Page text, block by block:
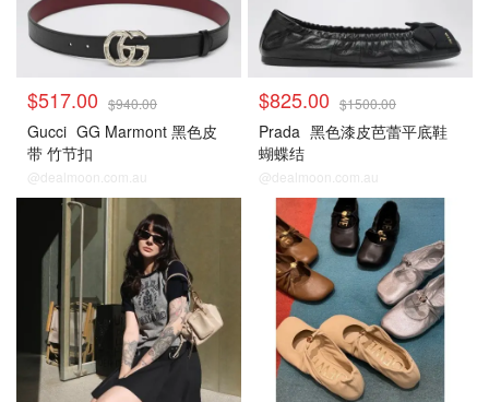
$517.00 $940.00
Gucci GG Marmont 黑色皮
带 竹节扣
@dealmoon.com.au
$825.00 $1500.00
Prada 黑色漆皮芭蕾平底鞋
蝴蝶结
@dealmoon.com.au